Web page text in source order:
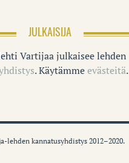
JULKAISIJA
Vartijaa julkaisee lehden
. Käytämmeevästeitä.
lehden kannatusyhdistys 2012–2020.